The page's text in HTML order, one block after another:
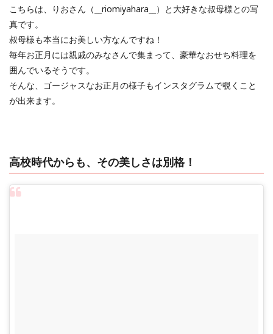
こちらは、りおさん（__riomiyahara__）と大好きな叔母様との写
真です。
叔母様も本当にお美しい方なんですね！
毎年お正月には親戚のみなさんで集まって、豪華なおせち料理を
囲んでいるそうです。
そんな、ゴージャスなお正月の様子もインスタグラムで覗くこと
が出来ます。
高校時代からも、その美しさは別格！